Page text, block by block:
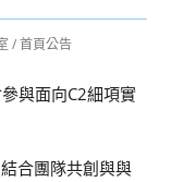
/ 首頁公告
與面向C2細項實
合團隊共創與與